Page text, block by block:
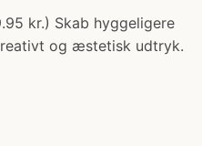
kr.) Skab hyggeligere
og æstetisk udtryk.